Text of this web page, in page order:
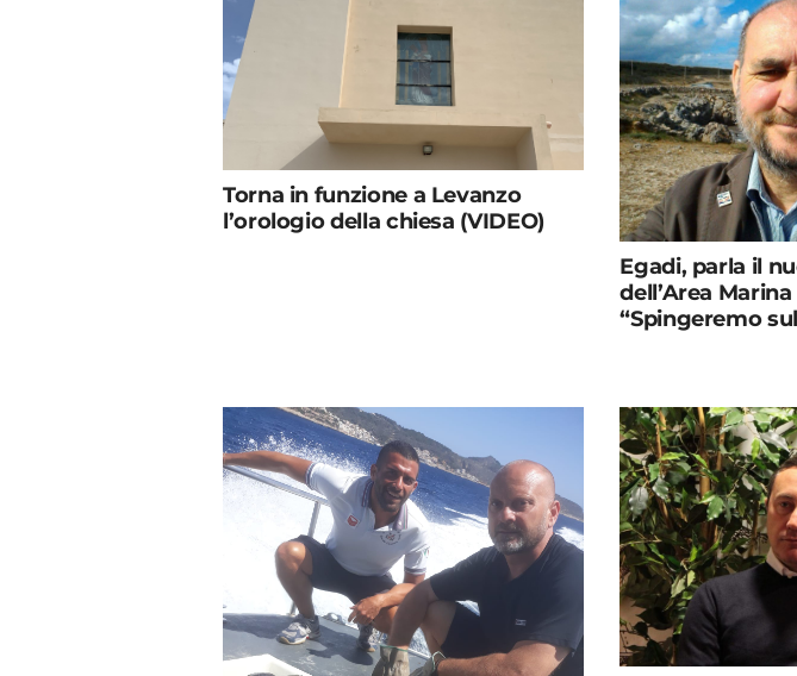
Torna in funzione a Levanzo
l’orologio della chiesa (VIDEO)
Egadi, parla il
dell’Area
“Spingeremo